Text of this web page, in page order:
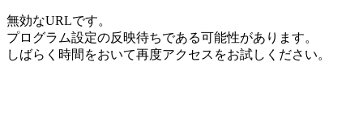
無効なURLです。
プログラム設定の反映待ちである可能性があります。
しばらく時間をおいて再度アクセスをお試しください。